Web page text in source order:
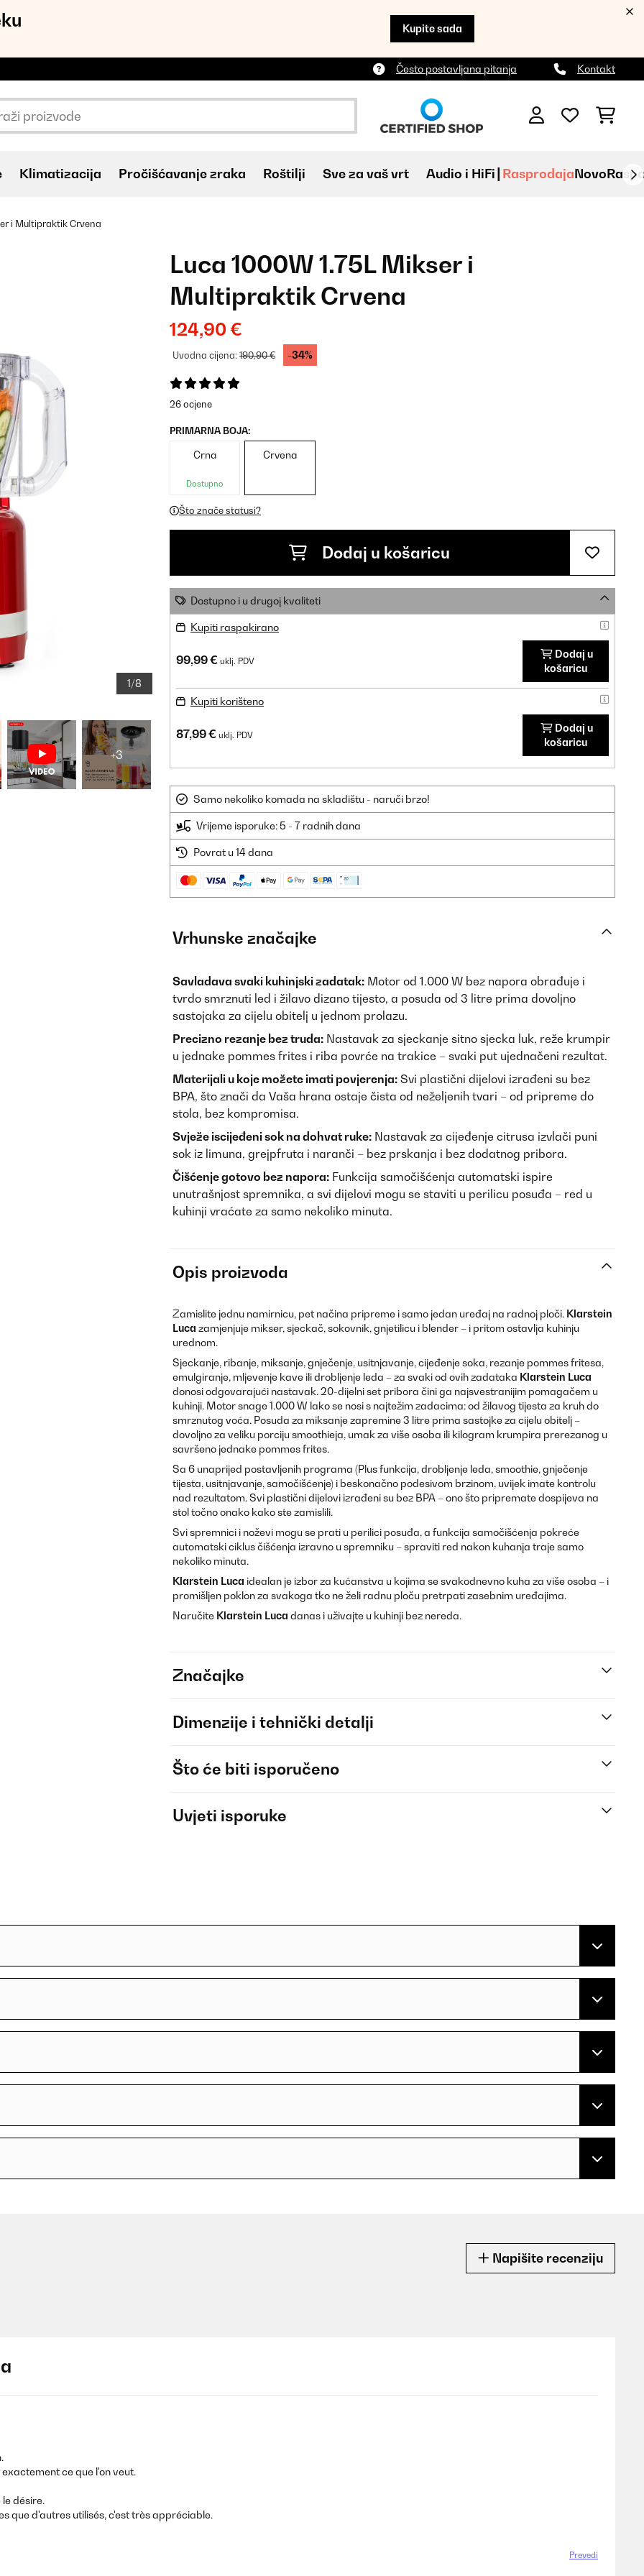
Kupite sada
Često postavljana pitanja Kontakt
Klimatizacija Pročišćavanje zraka Roštilji Sve za vaš vrt Audio i HiFi RasprodajaNovo
i Multipraktik Crvena
1/8
+3
Luca 1000W 1.75L Mikser i
Multipraktik Crvena
124,90 €
Uvodna cijena:190,90 € -34%
26 ocjene
PRIMARNA BOJA:
Crna
Dostupno
Crvena
Što znače statusi?
Dodaj u košaricu
Dostupno i u drugoj kvaliteti
Kupiti raspakirano
99,99 € uklj. PDV
Dodaj u
košaricu
Kupiti korišteno
87,99 € uklj. PDV
Dodaj u
košaricu
Samo nekoliko komada na skladištu - naruči brzo!
Vrijeme isporuke: 5 - 7 radnih dana
Povrat u 14 dana
Vrhunske značajke
Savladava svaki kuhinjski zadatak: Motor od 1.000 W bez napora obrađuje i
tvrdo smrznuti led i žilavo dizano tijesto, a posuda od 3 litre prima dovoljno
sastojaka za cijelu obitelj u jednom prolazu.
Precizno rezanje bez truda: Nastavak za sjeckanje sitno sjecka luk, reže krumpir
u jednake pommes frites i riba povrće na trakice – svaki put ujednačeni rezultat.
Materijali u koje možete imati povjerenja: Svi plastični dijelovi izrađeni su bez
BPA, što znači da Vaša hrana ostaje čista od neželjenih tvari – od pripreme do
stola, bez kompromisa.
Svježe iscijeđeni sok na dohvat ruke: Nastavak za cijeđenje citrusa izvlači puni
sok iz limuna, grejpfruta i naranči – bez prskanja i bez dodatnog pribora.
Čišćenje gotovo bez napora: Funkcija samočišćenja automatski ispire
unutrašnjost spremnika, a svi dijelovi mogu se staviti u perilicu posuđa – red u
kuhinji vraćate za samo nekoliko minuta.
Opis proizvoda
Zamislite jednu namirnicu, pet načina pripreme i samo jedan uređaj na radnoj ploči. Klarstein
Luca zamjenjuje mikser, sjeckač, sokovnik, gnjetilicu i blender – i pritom ostavlja kuhinju
urednom.
Sjeckanje, ribanje, miksanje, gnječenje, usitnjavanje, cijeđenje soka, rezanje pommes fritesa,
emulgiranje, mljevenje kave ili drobljenje leda – za svaki od ovih zadataka Klarstein Luca
donosi odgovarajući nastavak. 20-dijelni set pribora čini ga najsvestranijim pomagačem u
kuhinji. Motor snage 1.000 W lako se nosi s najtežim zadacima: od žilavog tijesta za kruh do
smrznutog voća. Posuda za miksanje zapremine 3 litre prima sastojke za cijelu obitelj –
dovoljno za veliku porciju smoothieja, umak za više osoba ili kilogram krumpira prerezanog u
savršeno jednake pommes frites.
Sa 6 unaprijed postavljenih programa (Plus funkcija, drobljenje leda, smoothie, gnječenje
tijesta, usitnjavanje, samočišćenje) i beskonačno podesivom brzinom, uvijek imate kontrolu
nad rezultatom. Svi plastični dijelovi izrađeni su bez BPA – ono što pripremate dospijeva na
stol točno onako kako ste zamislili.
Svi spremnici i noževi mogu se prati u perilici posuđa, a funkcija samočišćenja pokreće
automatski ciklus čišćenja izravno u spremniku – spraviti red nakon kuhanja traje samo
nekoliko minuta.
Klarstein Luca idealan je izbor za kućanstva u kojima se svakodnevno kuha za više osoba – i
promišljen poklon za svakoga tko ne želi radnu ploču pretrpati zasebnim uređajima.
Naručite Klarstein Luca danas i uživajte u kuhinji bez nereda.
Značajke
Dimenzije i tehnički detalji
Što će biti isporučeno
Uvjeti isporuke
Napišite recenziju
ce que l'on veut.
désire.
que d'autres utilisés, c'est très appréciable.
Prevedi